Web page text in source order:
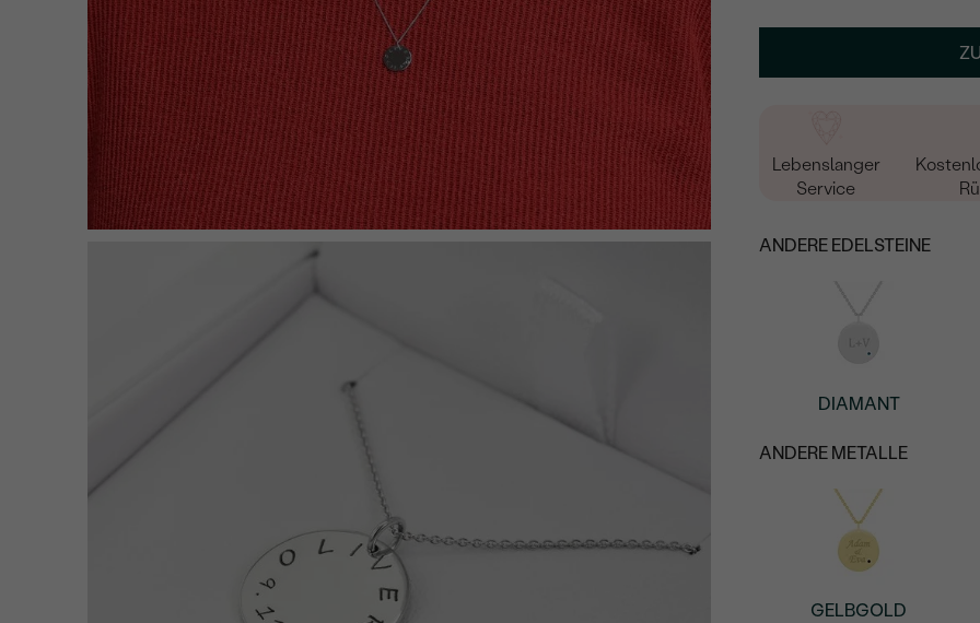
Geben Sie Initialen/Text
Lebenslanger
Service
ANDERE EDELSTEINE
DIAMANT
ANDERE METALLE
GELBGOLD